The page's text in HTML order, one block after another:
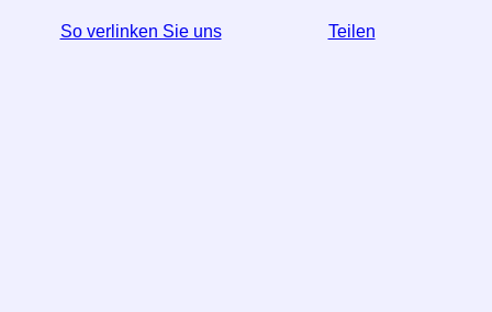
So verlinken Sie uns Teilen